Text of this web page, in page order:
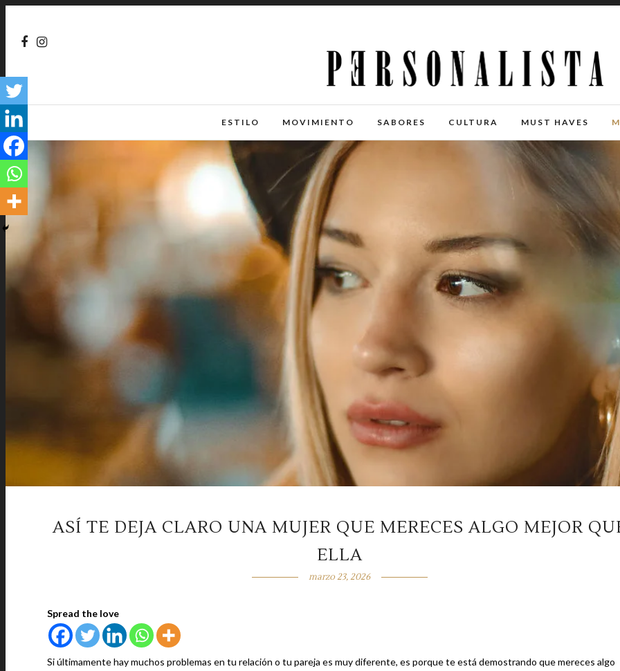
ESTILO MOVIMIENTO SABORES CULTURA MUST HAVES
ASÍ TE DEJA CLARO UNA MUJER QUE MERECES ALGO MEJOR
ELLA
marzo 23, 2026
Spread the love
Si últimamente hay muchos problemas en tu relación o tu pareja es muy diferente, es porque te está demostrando que mereces algo